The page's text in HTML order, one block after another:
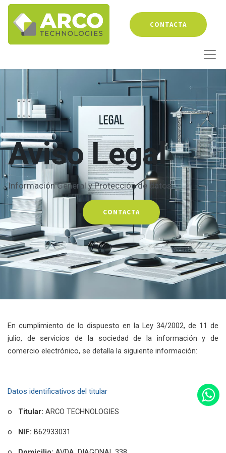
CONTACTA
Aviso Legal
Información General y Protección de datos
CONTACTA
En cumplimiento de lo dispuesto en la Ley 34/2002, de 11 de
julio, de servicios de la sociedad de la información y de
comercio electrónico, se detalla la siguiente información:
Datos identificativos del titular
o Titular: ARCO TECHNOLOGIES
o NIF: B62933031